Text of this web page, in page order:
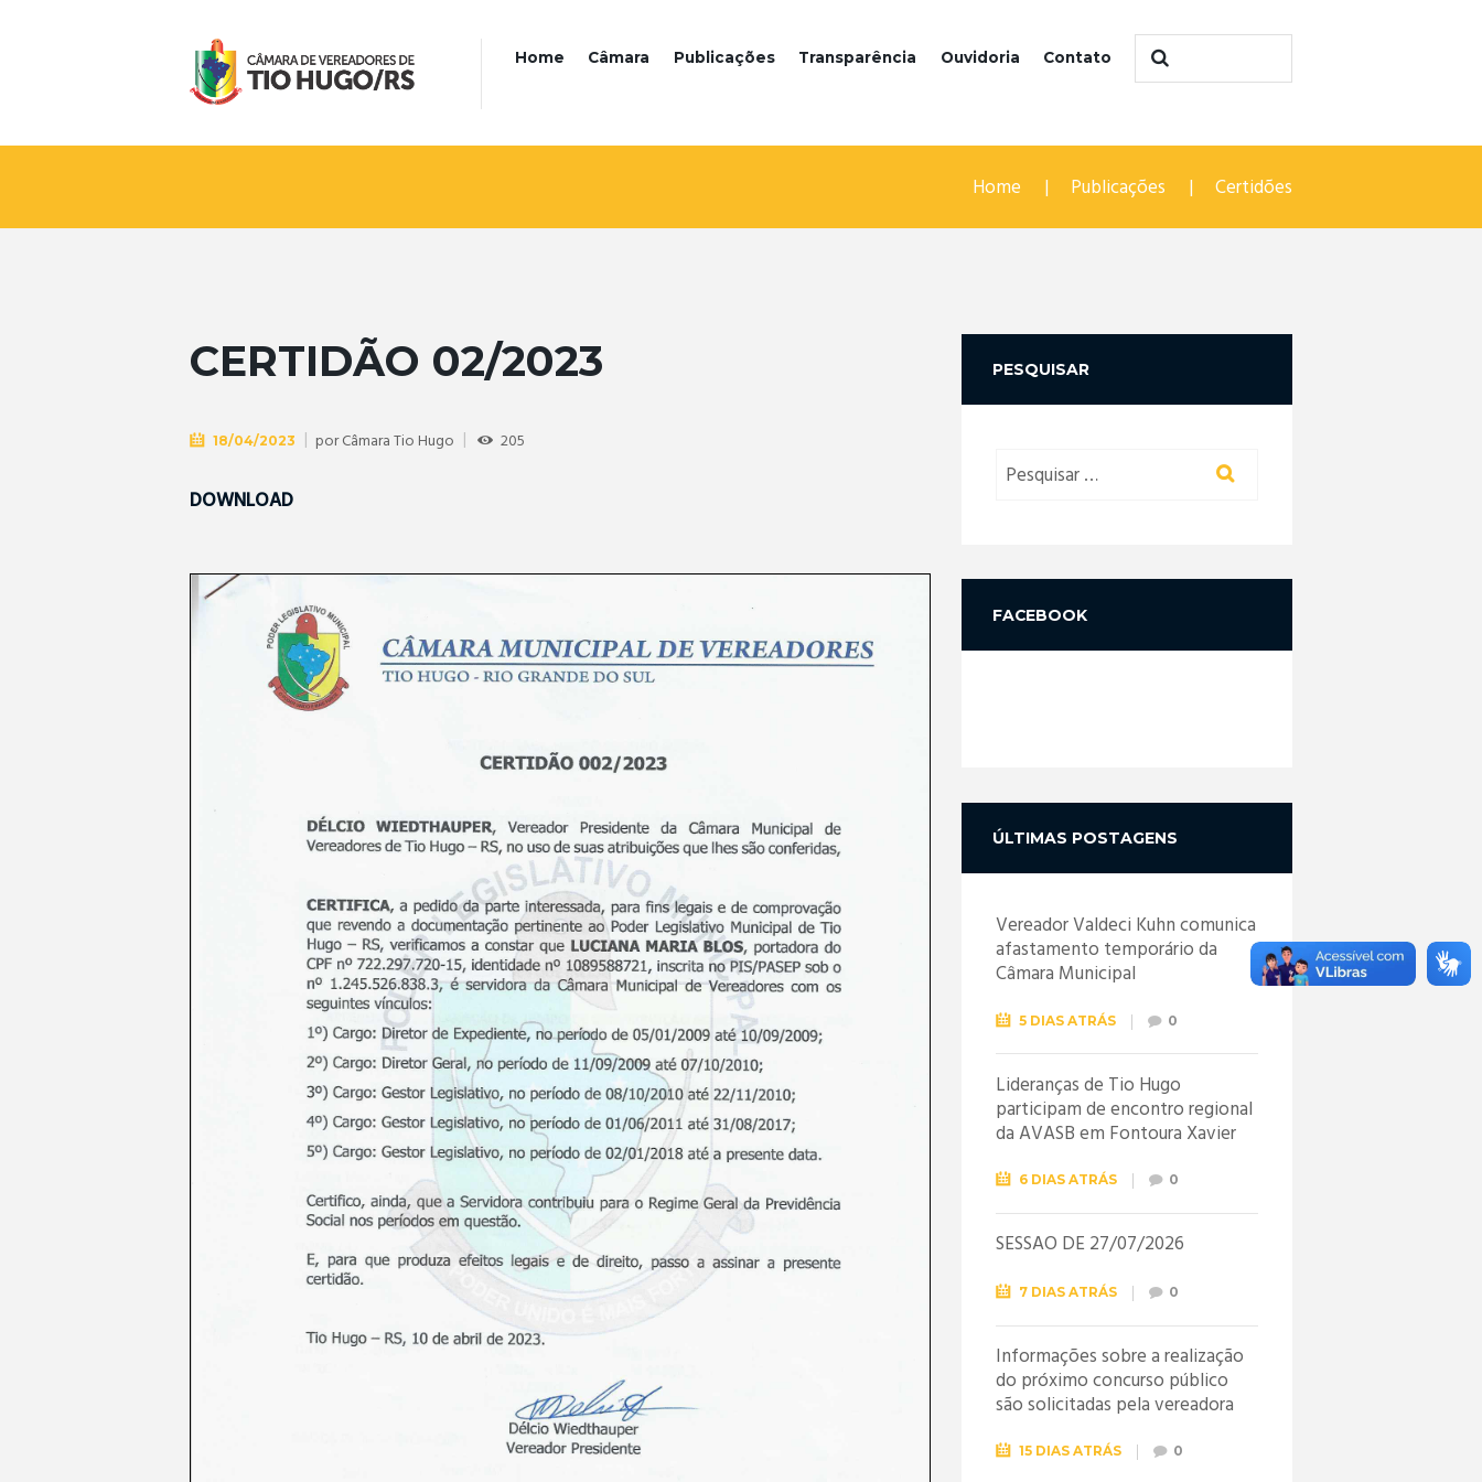
Home Câmara Publicações Transparência Ouvidoria Contato
Home Publicações Certidões
CERTIDÃO 02/2023
18/04/2023 porCâmara Tio Hugo 205
DOWNLOAD
PESQUISAR
FACEBOOK
ÚLTIMAS POSTAGENS
Vereador Valdeci Kuhn comunica
afastamento temporário da
Câmara Municipal
5 DIAS ATRÁS 0
Lideranças de Tio Hugo
participam de encontro regional
da AVASB em Fontoura Xavier
6 DIAS ATRÁS 0
SESSÃO DE 27/07/2026
7 DIAS ATRÁS 0
Informações sobre a realização
do próximo concurso público
são solicitadas pela vereadora
15 DIAS ATRÁS 0